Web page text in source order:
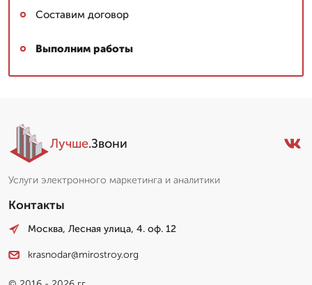
Составим договор
Выполним работы
Лучше.Звони
Услуги электронного маркетинга и аналитики
Контакты
Москва, Лесная улица, 4. оф. 12
krasnodar@mirostroy.org